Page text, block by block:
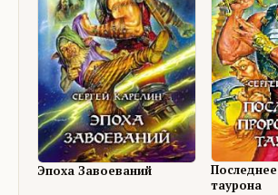
Эпоха Завоеваний
таурона